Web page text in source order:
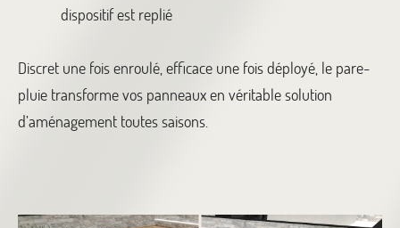
dispositif est replié
Discret une fois enroulé, efficace une fois déployé, le pare-
pluie transforme vos panneaux en véritable solution
d’aménagement toutes saisons.